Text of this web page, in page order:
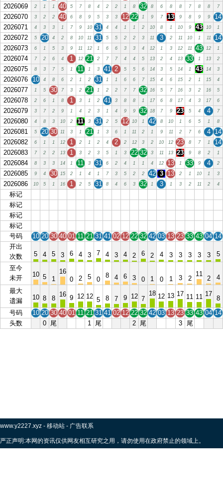
2026069 2 1 1 40 5 7 8 4 2 2 1 8 32 8 6 8 8 7 8 8 7
2026070 3 2 2 40 6 8 9 5 3 3 12 22 1 9 7 13 9 8 9 9
14
2026071
4 3 3 1 7 9 10 31 4 4 1 1 2 10 8 1 10 9 43 10 1
2026072 5 20 4 2 8 10 11 31 5 5 2 2 3 11 3 2 11 10 1 11
14
2026073
6 1 5 3 9 11 12 1 6 6 3 3 4 12 1 3 12 11 43 12 1
2026074 7 2 6 4 1 12 21 2 7 7 4 4 5 13 2 4 13 33 1 13 2
2026075 8 3 7 5 1 11 1 3 41 2 5 5 6 14 3 5 14 1 43 14 3
2026076 10 4 8 6 2 1 2 31 1 1 6 6 7 15 4 6 15 2 1 15 4
2026077 1 5 30 7 3 2 21 1 2 2 7 7 32 16 5 7 16 3 2 16 5
2026078 2 6 1 8 1 3 1 2 41 3 8 8 1 17 6 8 17 4 3 17 6
2026079 3 7 2 9 1 4 2 3 1 4 9 9 32 18 7 9 23 5 4 4 7
2026080 4 8 3 10 2 11 3 31 2 5 12 10 1 42 8 10 1 6 5 1 8
2026081 5 20 30 11 3 1 21 1 3 6 1 11 2 1 9 11 2 7 6 4 14
2026082
6 1 1 12 1 2 1 2 4 2 2 12 3 2 10 12 23 8 7 1
14
2026083
7 2 2 13 1 3 2 3 5 1 3 22 32 3 11 13 23 9 8 2 1
2026084 8 3 3 14 1 11 3 31 6 2 4 1 1 4 12 13 1 33 9 4 2
2026085 9 4 30 15 2 1 4 1 7 3 5 2 2 42 3 13 2 1 10 1 3
2026086 10 5 1 16 1 2 5 31 8 4 6 3 32 1 3 1 3 2 11 2 4
标记
标记
标记
标记
号码
10 20 30 40 01 11 21 31 41 02 12 22 32 42 03 13 23 33 43 04 14
开出
次数
5 4 5 3 6 4 3 7 4 3 4 2 6 2 4 3 3 3 3 3
5
至今
未开
10 5 1
16
0
2 5 0
8 4 6 3 0 1 0 1 3 2
11
2
4
最大
遗漏
10 8 8
16 9 12 12 5 8 7 9 12 7
18 12 13 17 11 11 17
8
号码
10 20 30 40 01 11 21 31 41 02 12 22 32 42 03 13 23 33 43 04 14
头数
0 尾 1 尾 2 尾 3 尾
www.y2227.xyz - 移动站 - 广告联系
严正声明:本网的资讯仅供网友相互研究之用，请勿使用在政府禁止的领域上。